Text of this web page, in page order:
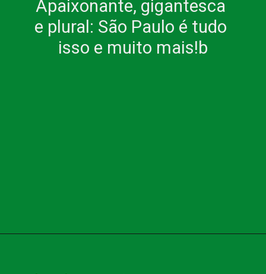
Apaixonante, gigantesca
e plural: São Paulo é tudo
isso e muito mais!b